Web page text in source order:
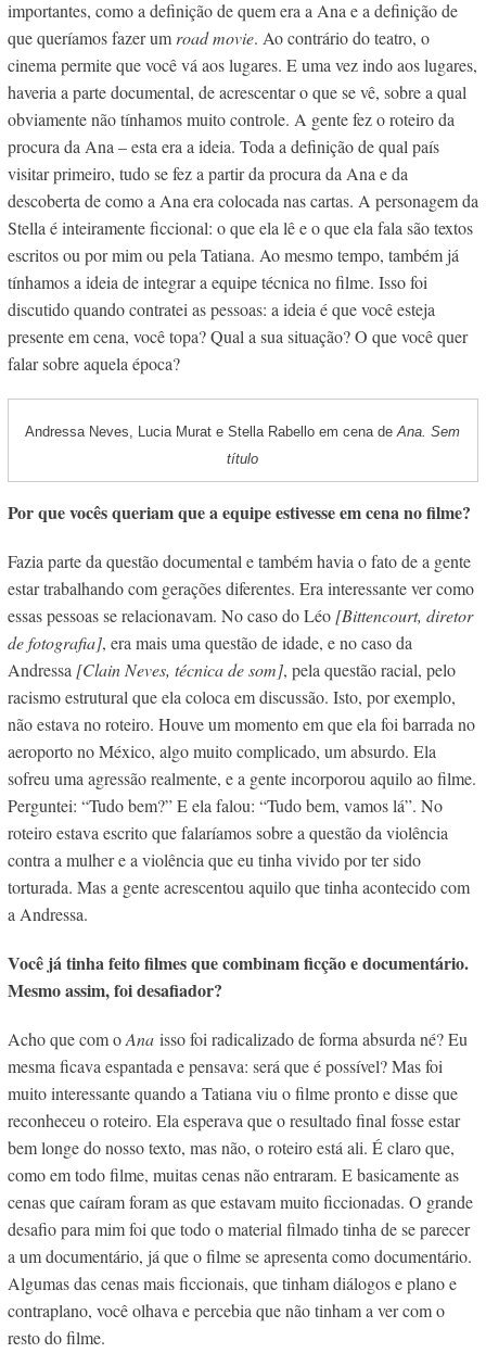
importantes, como a definição de quem era a Ana e a definição de
que queríamos fazer um road movie. Ao contrário do teatro, o
cinema permite que você vá aos lugares. E uma vez indo aos lugares,
haveria a parte documental, de acrescentar o que se vê, sobre a qual
obviamente não tínhamos muito controle. A gente fez o roteiro da
procura da Ana – esta era a ideia. Toda a definição de qual país
visitar primeiro, tudo se fez a partir da procura da Ana e da
descoberta de como a Ana era colocada nas cartas. A personagem da
Stella é inteiramente ficcional: o que ela lê e o que ela fala são textos
escritos ou por mim ou pela Tatiana. Ao mesmo tempo, também já
tínhamos a ideia de integrar a equipe técnica no filme. Isso foi
discutido quando contratei as pessoas: a ideia é que você esteja
presente em cena, você topa? Qual a sua situação? O que você quer
falar sobre aquela época?
Andressa Neves, Lucia Murat e Stella Rabello em cena deAna. Sem
título
Por que vocês queriam que a equipe estivesse em cena no filme?
Fazia parte da questão documental e também havia o fato de a gente
estar trabalhando com gerações diferentes. Era interessante ver como
essas pessoas se relacionavam. No caso do Léo [Bittencourt, diretor
de fotografia], era mais uma questão de idade, e no caso da
Andressa [Clain Neves, técnica de som], pela questão racial, pelo
racismo estrutural que ela coloca em discussão. Isto, por exemplo,
não estava no roteiro. Houve um momento em que ela foi barrada no
aeroporto no México, algo muito complicado, um absurdo. Ela
sofreu uma agressão realmente, e a gente incorporou aquilo ao filme.
Perguntei: “Tudo bem?” E ela falou: “Tudo bem, vamos lá”. No
roteiro estava escrito que falaríamos sobre a questão da violência
contra a mulher e a violência que eu tinha vivido por ter sido
torturada. Mas a gente acrescentou aquilo que tinha acontecido com
a Andressa.
Você já tinha feito filmes que combinam ficção e documentário.
Mesmo assim, foi desafiador?
Acho que com oAnaisso foi radicalizado de forma absurda né? Eu
mesma ficava espantada e pensava: será que é possível? Mas foi
muito interessante quando a Tatiana viu o filme pronto e disse que
reconheceu o roteiro. Ela esperava que o resultado final fosse estar
bem longe do nosso texto, mas não, o roteiro está ali. É claro que,
como em todo filme, muitas cenas não entraram. E basicamente as
cenas que caíram foram as que estavam muito ficcionadas. O grande
desafio para mim foi que todo o material filmado tinha de se parecer
a um documentário, já que o filme se apresenta como documentário.
Algumas das cenas mais ficcionais, que tinham diálogos e plano e
contraplano, você olhava e percebia que não tinham a ver com o
resto do filme.